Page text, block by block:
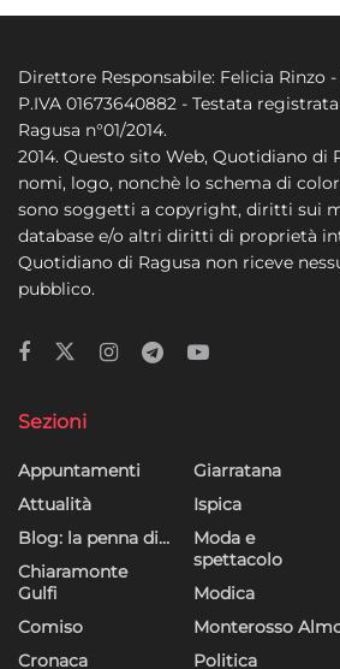
Direttore Responsabile: Felicia Rinzo
P.IVA 01673640882 - Testata
Ragusa n°01/2014.
2014. Questo sito Web, Quotidiano di
nomi, logo, nonchè lo schema di
sono soggetti a copyright, diritti sui
database e/o altri diritti di proprietà
Quotidiano di Ragusa non riceve
pubblico.
Sezioni
Appuntamenti
Attualità
Blog: la penna di…
Chiaramonte
Gulfi
Comiso
Cronaca
Giarratana
Ispica
Moda e
spettacolo
Modica
Monterosso
Politica